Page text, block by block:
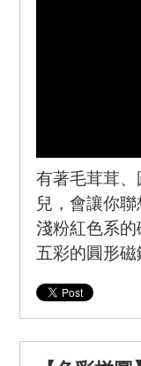
有著毛茸茸
兒，會讓你
淺粉紅色系
五彩的圓形